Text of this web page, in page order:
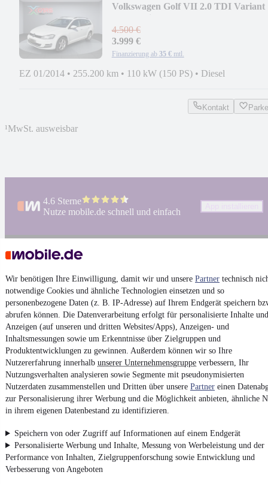
Wir benötigen Ihre Einwilligung, damit wir und unsere Partner technisch
notwendige Cookies und ähnliche Technologien einsetzen und so
personenbezogene Daten (z. B. IP-Adresse) auf Ihrem Endgerät speichern
abrufen können. Die Datenverarbeitung erfolgt für personalisierte Inhalte und
Anzeigen (auf unseren und dritten Websites/Apps), Anzeigen- und
Inhaltsmessungen sowie um Erkenntnisse über Zielgruppen und
Produktentwicklungen zu gewinnen. Außerdem können wir so Ihre
Nutzererfahrung innerhalb unserer Unternehmensgruppe verbessern, Ihr
Nutzungsverhalten analysieren sowie Segmente mit pseudonymisierten
Nutzerdaten zusammenstellen und Dritten über unsere Partner einen
zur Personalisierung ihrer Werbung und die Möglichkeit anbieten, ähnliche
in ihrem eigenen Datenbestand zu identifizieren.
Speichern von oder Zugriff auf Informationen auf einem Endgerät
Personalisierte Werbung und Inhalte, Messung von Werbeleistung und der
Performance von Inhalten, Zielgruppenforschung sowie Entwicklung und
Verbesserung von Angeboten
Volkswagen Golf VII 2.0 TDI Variant
4.500 €
3.999 €
Finanzierung ab 35 € mtl.
EZ 01/2014 • 255.200 km • 110 kW (150 PS) • Diesel
Kontakt
¹MwSt. ausweisbar
4.6 Sterne
Nutze mobile.de schnell und einfach
Impressum
Vertrag widerrufen
Datenschutz
Datenschutzeinstellungen
Erklärung zur Barrierefreiheit
Report Security Vulnerability (English)
Powered by
Weitere Fahrzeuge gibt es auf mobile.de, dem Marktplatz für
Autos und Motorräder